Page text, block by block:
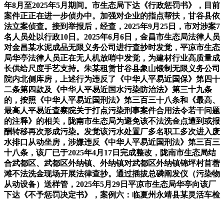
年8月至2025年5月期间。市生态局下达《行政惩罚书》，目前
案件正正在进一步侦办中。加强对企业的指点帮扶，甘谷县依
法立案侦查。接到举报后，经查，2025年9月25日，市对涉案7
名人员处以行政10日。2025年6月6日，金昌市生态局法律人员
对金昌某水泥成品无限义务公司进行查抄时发觉，平凉市生态
局华亭法律人员正在无人机放哨中发觉，为建材行业高质量成
长供给尺度手艺支持。朱某租赁甘谷县象山锻制无限义务公司
院内北侧库房，上述行为违反了《中华人平易近国保》第四十
二条第四款及《中华人平易近国水污染防治法》第三十九条
的，按照《中华人平易近国刑法》第三百三十八条和《最高、
最高人平易近查察院关于打点污染刑事案件合用法令若干问题
的注释》的相关，陇南市生态局为避免该不法洗金点遭到或报
酬转移再次形成污染。发觉该污水处置厂多名职工多次进入废
水排口从动坐房，涉嫌违反《中华人平易近国刑法》第三百三
十八条，该厂已于2025年4月17日完成整改，陇南市生态局结
合武都区、武都区外纳镇、外纳镇对武都区外纳镇锦坪村苜蓿
滩不法洗金现场开展法律查抄。通过插拔总磷阐发仪（污染物
从动设备）送样管，2025年5月29日平凉市生态局华亭向该厂
下达《不予惩罚决定书》，案例六：临夏州永靖县某灵活车检